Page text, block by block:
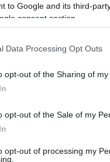
to Google and its third-
consent section.
Data Processing Opt Outs
opt-out of the Sharing of my
opt-out of the Sale of my
opt-out of processing my
a családjára a
ot, akivel